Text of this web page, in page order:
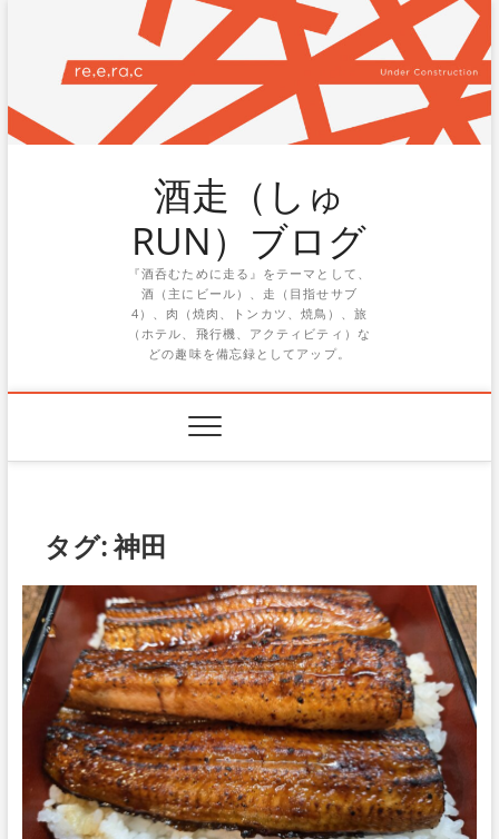
酒走（しゅ
RUN）ブログ
『酒呑むために走る』をテーマとして、
酒（主にビール）、走（目指せサブ
4）、肉（焼肉、トンカツ、焼鳥）、旅
（ホテル、飛行機、アクティビティ）な
どの趣味を備忘録としてアップ。
タグ:神田